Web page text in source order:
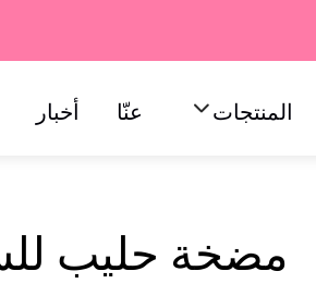
المنتجات عنّا أخبار
مضخة حليب